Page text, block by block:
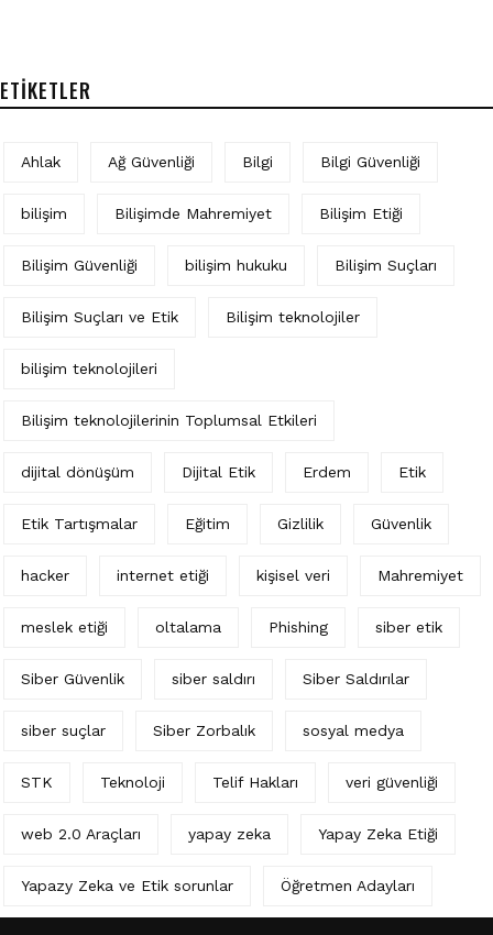
ETIKETLER
Ahlak Ağ Güvenliği Bilgi Bilgi Güvenliği
bilişim Bilişimde Mahremiyet Bilişim Etiği
Bilişim Güvenliği bilişim hukuku Bilişim Suçları
Bilişim Suçları ve Etik Bilişim teknolojiler
bilişim teknolojileri
Bilişim teknolojilerinin Toplumsal Etkileri
dijital dönüşüm Dijital Etik Erdem Etik
Etik Tartışmalar Eğitim Gizlilik Güvenlik
hacker internet etiği kişisel veri Mahremiyet
meslek etiği oltalama Phishing siber etik
Siber Güvenlik siber saldırı Siber Saldırılar
siber suçlar Siber Zorbalık sosyal medya
STK Teknoloji Telif Hakları veri güvenliği
web 2.0 Araçları yapay zeka Yapay Zeka Etiği
Yapazy Zeka ve Etik sorunlar Öğretmen Adayları